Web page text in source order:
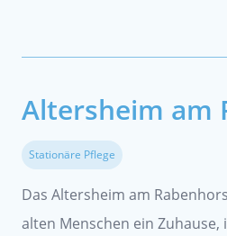
Altersheim am
Stationäre Pflege
Das Altersheim am
alten Menschen ein Zuhause,